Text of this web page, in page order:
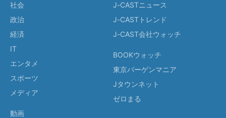
社会
政治
経済
IT
エンタメ
スポーツ
メディア
動画
J-CASTニュース
J-CASTトレンド
J-CAST会社ウォッチ
BOOKウォッチ
東京バーゲンマニア
Jタウンネット
ゼロまる